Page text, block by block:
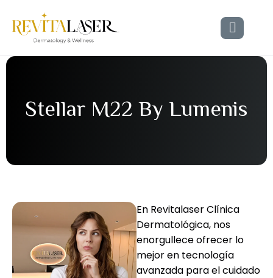
Stellar M22ByLumenis
En Revitalaser Clínica
Dermatológica, nos
enorgullece ofrecer lo
mejor en tecnología
avanzada para el cuidado